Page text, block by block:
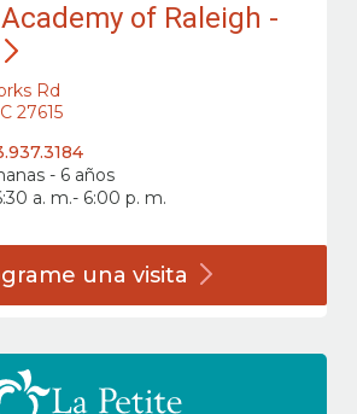
of Raleigh -
Rd
27615
- 6 años
a. m.- 6:00 p. m.
una visita